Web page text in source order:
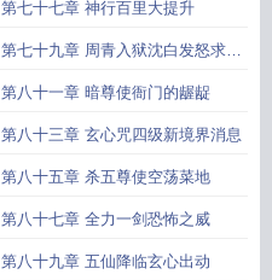
第七十七章 神行百里大提升
第七十九章 周青入狱沈白发怒求订
阅
第八十一章 暗尊使衙门的龌龊
第八十三章 玄心咒四级新境界消息
第八十五章 杀五尊使空荡菜地
第八十七章 全力一剑恐怖之威
第八十九章 五仙降临玄心出动